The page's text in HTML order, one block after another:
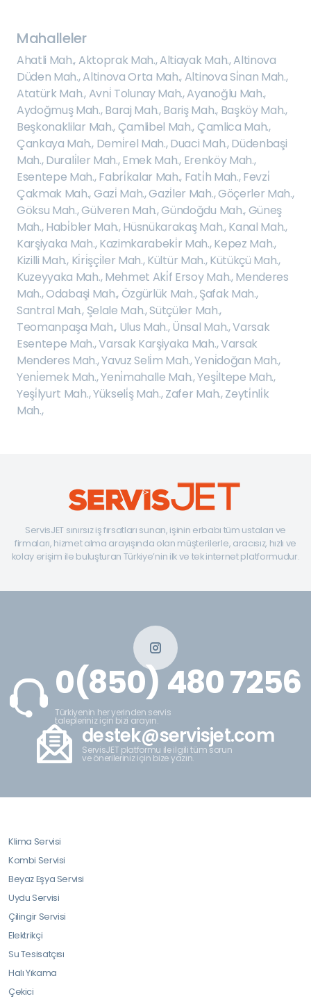
Mahalleler
Ahatli Mah.,Aktoprak Mah.,Altiayak Mah.,Altinova
Düden Mah.,Altinova Orta Mah.,Altinova Si̇nan Mah.,
Atatürk Mah.,Avni̇ Tolunay Mah.,Ayanoğlu Mah.,
Aydoğmuş Mah.,Baraj Mah.,Bariş Mah., Başköy Mah.,
Beşkonaklilar Mah.,Çamlibel Mah.,Çamlica Mah.,
Çankaya Mah., Demi̇rel Mah.,Duaci Mah.,Düdenbaşi
Mah.,Durali̇ler Mah.,Emek Mah., Erenköy Mah.,
Esentepe Mah.,Fabri̇kalar Mah., Fati̇h Mah.,Fevzi̇
Çakmak Mah.,Gazi̇ Mah.,Gazi̇ler Mah.,Göçerler Mah.,
Göksu Mah.,Gülveren Mah.,Gündoğdu Mah.,Güneş
Mah.,Habi̇bler Mah.,Hüsnükarakaş Mah.,Kanal Mah.,
Karşiyaka Mah.,Kazimkarabeki̇r Mah.,Kepez Mah.,
Kizilli Mah., Ki̇ri̇şçi̇ler Mah.,Kültür Mah.,Kütükçü Mah.,
Kuzeyyaka Mah.,Mehmet Aki̇f Ersoy Mah.,Menderes
Mah.,Odabaşi Mah.,Özgürlük Mah.,Şafak Mah.,
Santral Mah., Şelale Mah.,Sütçüler Mah.,
Teomanpaşa Mah., Ulus Mah.,Ünsal Mah.,Varsak
Esentepe Mah.,Varsak Karşiyaka Mah.,Varsak
Menderes Mah.,Yavuz Seli̇m Mah.,Yeni̇doğan Mah.,
Yeni̇emek Mah.,Yeni̇mahalle Mah.,Yeşi̇ltepe Mah.,
Yeşi̇lyurt Mah.,Yükseli̇ş Mah.,Zafer Mah.,Zeyti̇nli̇k
Mah.,
ServisJET sınırsız iş fırsatları sunan, işinin erbabı tüm ustaları ve
firmaları, hizmet alma arayışında olan müşterilerle, aracısız, hızlı ve
kolay erişim ile buluşturan Türkiye’nin ilk ve tek internet platformudur.
0(850) 480 7256
Türkiyenin her yerinden servis
talepleriniz için bizi arayın.
destek@servisjet.com
ServisJET platformu ile ilgili tüm sorun
ve önerileriniz için bize yazın.
Klima Servisi
Kombi Servisi
Beyaz Eşya Servisi
Uydu Servisi
Çilingir Servisi
Elektrikçi
Su Tesisatçısı
Halı Yıkama
Çekici